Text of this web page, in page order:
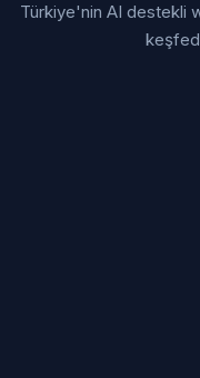
Türkiye'nin AI destekli